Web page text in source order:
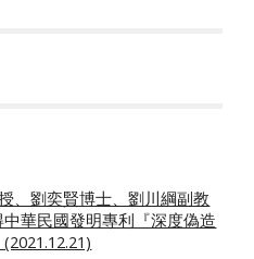
、劉奕賢博士、劉川綱副教
華民國發明專利『深度偽造